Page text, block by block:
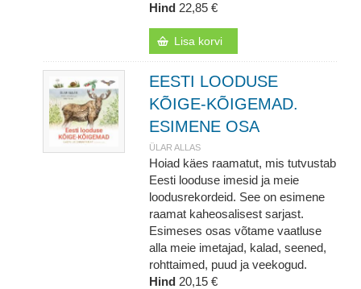
Hind 22,85 €
Lisa korvi
EESTI LOODUSE
KÕIGE-KÕIGEMAD.
ESIMENE OSA
ÜLAR ALLAS
Hoiad käes raamatut, mis tutvustab
Eesti looduse imesid ja meie
loodusrekordeid. See on esimene
raamat kaheosalisest sarjast.
Esimeses osas võtame vaatluse
alla meie imetajad, kalad, seened,
rohttaimed, puud ja veekogud.
Hind 20,15 €